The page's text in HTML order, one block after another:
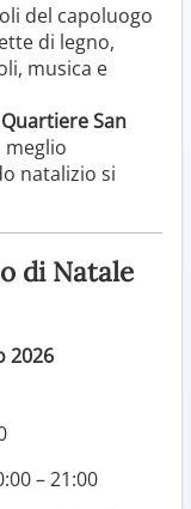
del capoluogo
di legno,
musica e
Quartiere San
meglio
natalizio si
di Natale
2026
– 21:00